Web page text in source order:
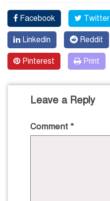
Facebook Twitter
Linkedin Reddit
Pinterest Print
Leave a Reply
Comment *